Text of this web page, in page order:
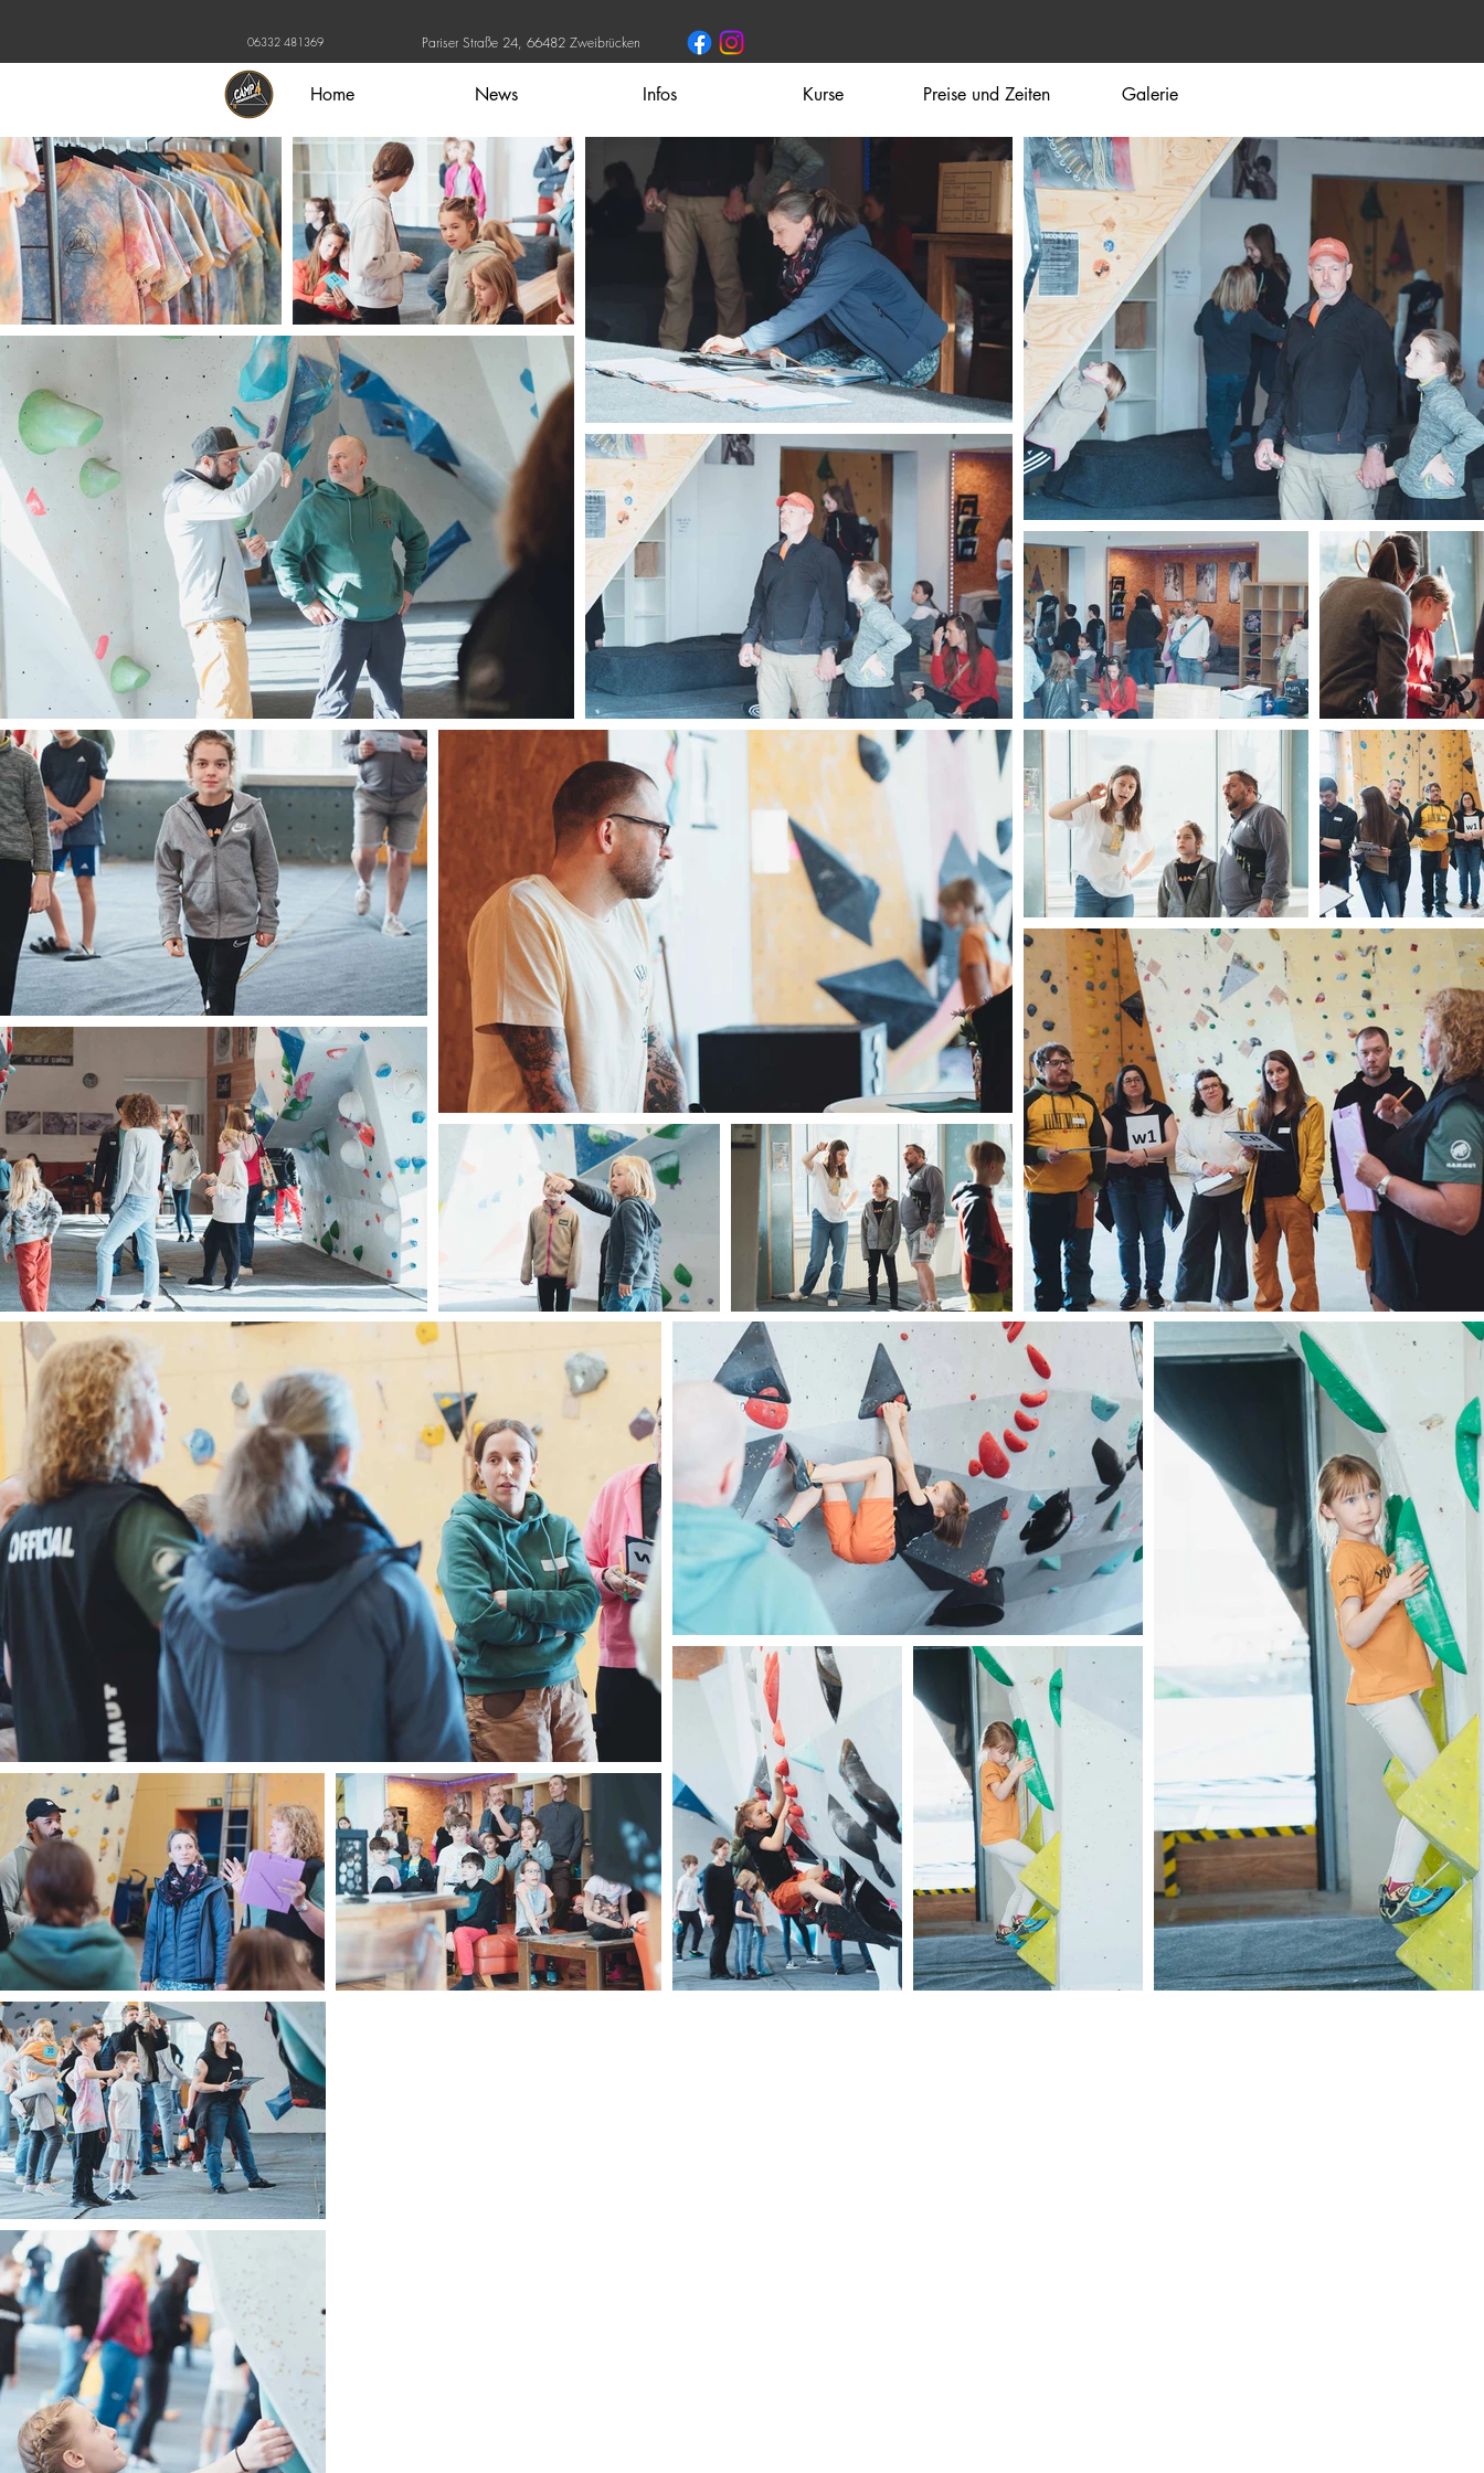
06332 481369 Pariser Straße 24, 66482 Zweibrücken
Home News Infos Kurse Preise und Zeiten Galerie